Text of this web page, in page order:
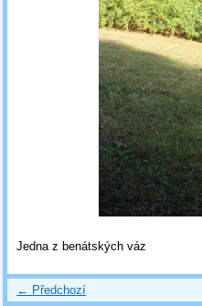
Jedna z benátských váz
← Předchozí